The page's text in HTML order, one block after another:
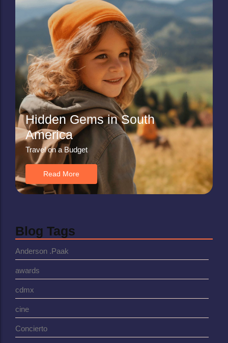
Hidden Gems in South
America
Travel on a Budget
Read More
Blog Tags
Anderson .Paak
awards
cdmx
cine
Concierto